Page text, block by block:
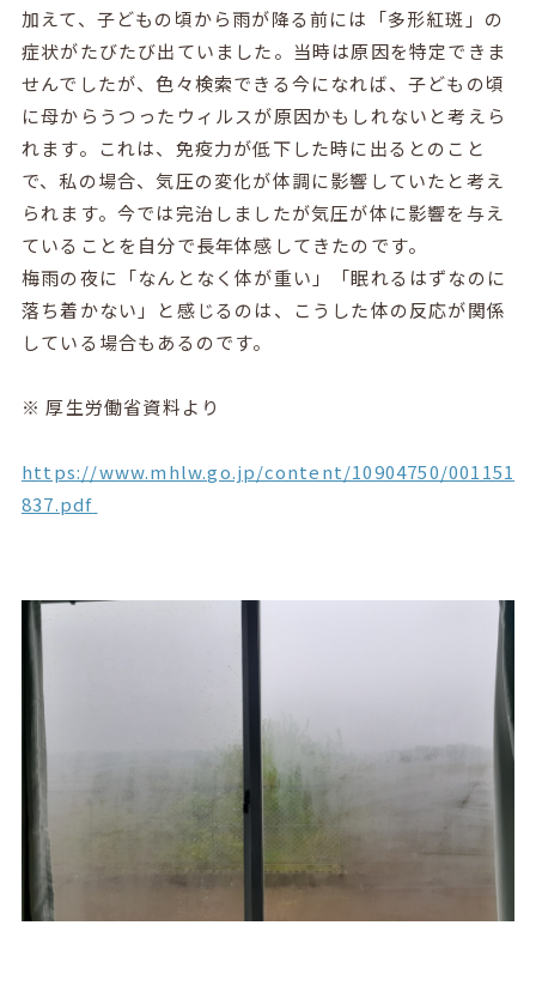
加えて、子どもの頃から雨が降る前には「多形紅斑」の
症状がたびたび出ていました。当時は原因を特定できま
せんでしたが、色々検索できる今になれば、子どもの頃
に母からうつったウィルスが原因かもしれないと考えら
れます。これは、免疫力が低下した時に出るとのこと
で、私の場合、気圧の変化が体調に影響していたと考え
られます。今では完治しましたが気圧が体に影響を与え
ていることを自分で長年体感してきたのです。
梅雨の夜に「なんとなく体が重い」「眠れるはずなのに
落ち着かない」と感じるのは、こうした体の反応が関係
している場合もあるのです。
※ 厚生労働省資料より
https://www.mhlw.go.jp/content/10904750/001151
837.pdf